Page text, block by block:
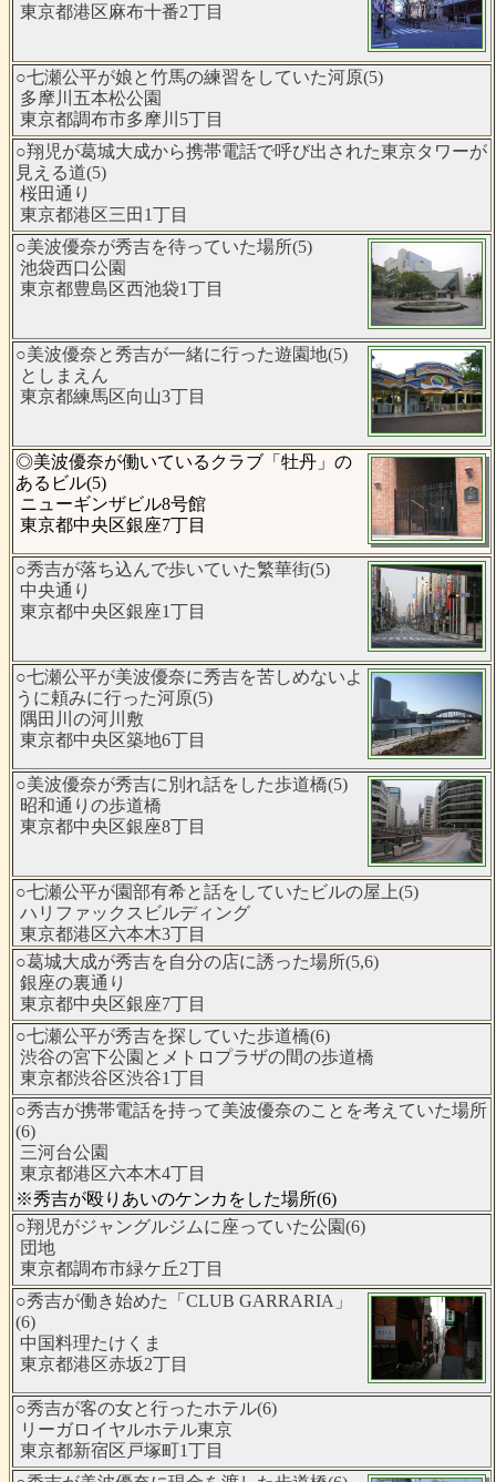
東京都港区麻布十番2丁目
○七瀬公平が娘と竹馬の練習をしていた河原(5)
多摩川五本松公園
東京都調布市多摩川5丁目
○翔児が葛城大成から携帯電話で呼び出された東京タワーが
見える道(5)
桜田通り
東京都港区三田1丁目
○美波優奈が秀吉を待っていた場所(5)
池袋西口公園
東京都豊島区西池袋1丁目
○美波優奈と秀吉が一緒に行った遊園地(5)
としまえん
東京都練馬区向山3丁目
◎美波優奈が働いているクラブ「牡丹」の
あるビル(5)
ニューギンザビル8号館
東京都中央区銀座7丁目
○秀吉が落ち込んで歩いていた繁華街(5)
中央通り
東京都中央区銀座1丁目
○七瀬公平が美波優奈に秀吉を苦しめないよ
うに頼みに行った河原(5)
隅田川の河川敷
東京都中央区築地6丁目
○美波優奈が秀吉に別れ話をした歩道橋(5)
昭和通りの歩道橋
東京都中央区銀座8丁目
○七瀬公平が園部有希と話をしていたビルの屋上(5)
ハリファックスビルディング
東京都港区六本木3丁目
○葛城大成が秀吉を自分の店に誘った場所(5,6)
銀座の裏通り
東京都中央区銀座7丁目
○七瀬公平が秀吉を探していた歩道橋(6)
渋谷の宮下公園とメトロプラザの間の歩道橋
東京都渋谷区渋谷1丁目
○秀吉が携帯電話を持って美波優奈のことを考えていた場所
(6)
三河台公園
東京都港区六本木4丁目
※秀吉が殴りあいのケンカをした場所(6)
○翔児がジャングルジムに座っていた公園(6)
団地
東京都調布市緑ケ丘2丁目
○秀吉が働き始めた「CLUB GARRARIA」
(6)
中国料理たけくま
東京都港区赤坂2丁目
○秀吉が客の女と行ったホテル(6)
リーガロイヤルホテル東京
東京都新宿区戸塚町1丁目